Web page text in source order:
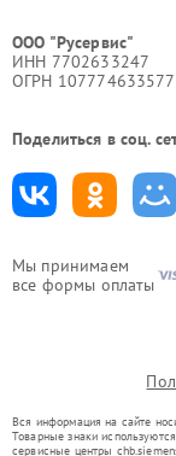
Мы принимаем
все формы оплаты
ООО "Русервис"
ИНН 7702633247
ОГРН
Поделиться в соц.
Вся информация на сайте
Товарные знаки
сервисные центры